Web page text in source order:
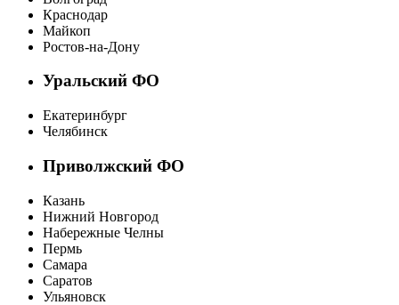
Краснодар
Майкоп
Ростов-на-Дону
Уральский ФО
Екатеринбург
Челябинск
Приволжский ФО
Казань
Нижний Новгород
Набережные Челны
Пермь
Самара
Саратов
Ульяновск